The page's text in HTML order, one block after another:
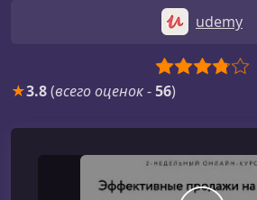
udemy
★3.8(всего оценок-56)